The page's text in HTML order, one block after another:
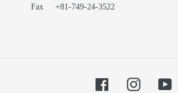
Fax +81-749-24-3522
FacebookInstagram